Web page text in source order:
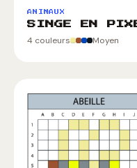
ANIMAUX
SINGE EN
4 couleurs Moyen